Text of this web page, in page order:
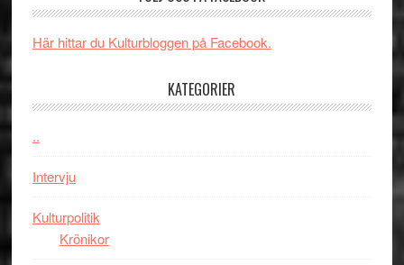
storform
styra
människans
imponerande
Här hittar du Kulturbloggen på Facebook.
KATEGORIER
..
Intervju
Kulturpolitik
Krönikor